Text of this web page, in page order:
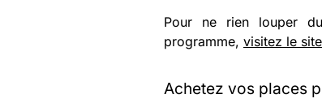
Pour ne rien louper
programme, visitez le
Achetez vos places